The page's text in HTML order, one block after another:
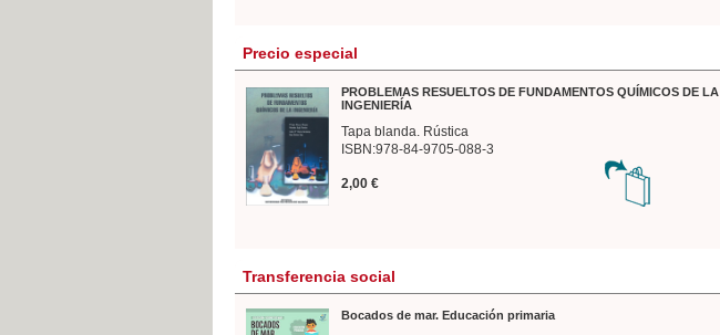
Precio especial
PROBLEMAS RESUELTOS DE FUNDAMENTOS QUÍMICOS DE LA
INGENIERÍA
Tapa blanda. Rústica
ISBN:978-84-9705-088-3
2,00 €
Transferencia social
Bocados de mar. Educación primaria